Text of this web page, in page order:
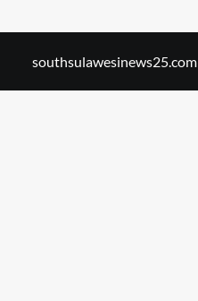
southsulawesinews25.com